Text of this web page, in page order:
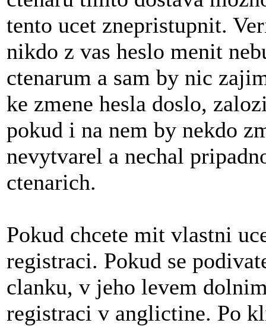
tento ucet znepristupnit.
nikdo z vas heslo menit
ctenarum a sam by nic
ke zmene hesla doslo,
pokud i na nem by nekdo
nevytvarel a nechal
ctenarich.
Pokud chcete mit vlastni
registraci. Pokud se
clanku, v jeho levem
registraci v anglictine. Po